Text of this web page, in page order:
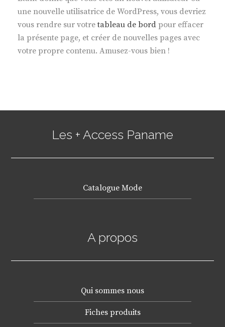
une nouvelle utilisatrice de WordPress, vous devriez
vous rendre sur votretableau de bord pour effacer
la présente page, et créer de nouvelles pages avec
votre propre contenu. Amusez-vous bien !
Les + Access Paname
Catalogue Mode
A propos
Qui sommes nous
Fiches produits